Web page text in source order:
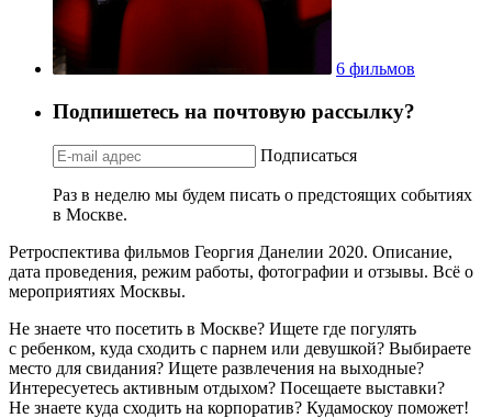
6 фильмов
Подпишетесь на почтовую рассылку?
Подписаться
Раз в неделю мы будем писать о предстоящих событиях
в Москве.
Ретроспектива фильмов Георгия Данелии 2020. Описание,
дата проведения, режим работы, фотографии и отзывы. Всё о
мероприятиях Москвы.
Не знаете что посетить в Москве? Ищете где погулять
с ребенком, куда сходить с парнем или девушкой? Выбираете
место для свидания? Ищете развлечения на выходные?
Интересуетесь активным отдыхом? Посещаете выставки?
Не знаете куда сходить на корпоратив? Кудамоскоу поможет!